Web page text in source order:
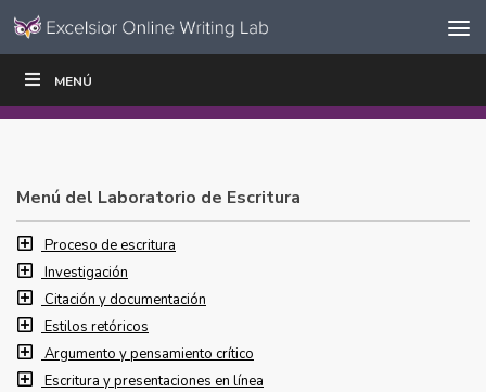
Ir al contenido
navegación
MENÚ
ESCRIBIR
Menú del Laboratorio de Escritura
Proceso de escritura
Investigación
Citación y documentación
Estilos retóricos
Argumento y pensamiento crítico
Escritura y presentaciones en línea